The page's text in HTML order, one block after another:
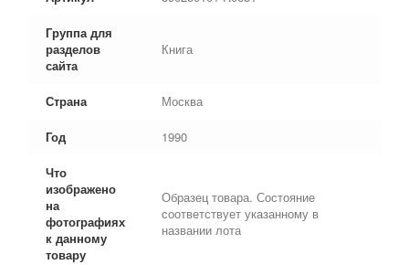
Группа для
разделов
сайта
Книга
Страна Москва
Год 1990
Что
изображено
на
фотографиях
к данному
товару
Образец товара. Состояние
соответствует указанному в
названии лота